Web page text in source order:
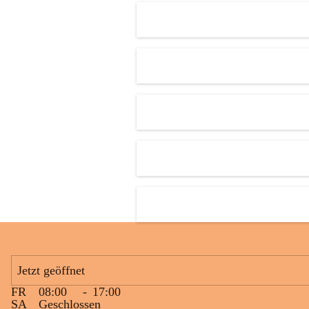
Jetzt geöffnet
FR
08:00 - 17:00
SA
Geschlossen